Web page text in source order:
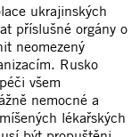
ukrajinských
příslušné orgány o
neomezený
Rusko
všem
nemocné a
lékařských